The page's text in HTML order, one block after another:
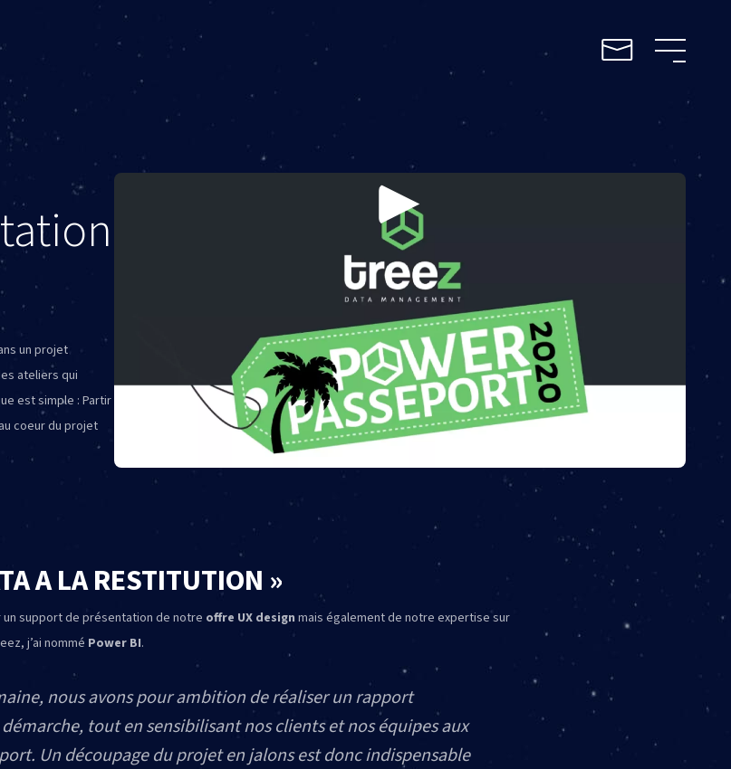
un projet
ateliers qui
est simple : Partir
coeur du projet
A LA RESTITUTION »
support de présentation de notre offre UX design mais également de notre expertise sur
j’ai nommé Power BI.
nous avons pour ambition de réaliser un rapport
tout en sensibilisant nos clients et nos équipes aux
Un découpage du projet en jalons est donc indispensable